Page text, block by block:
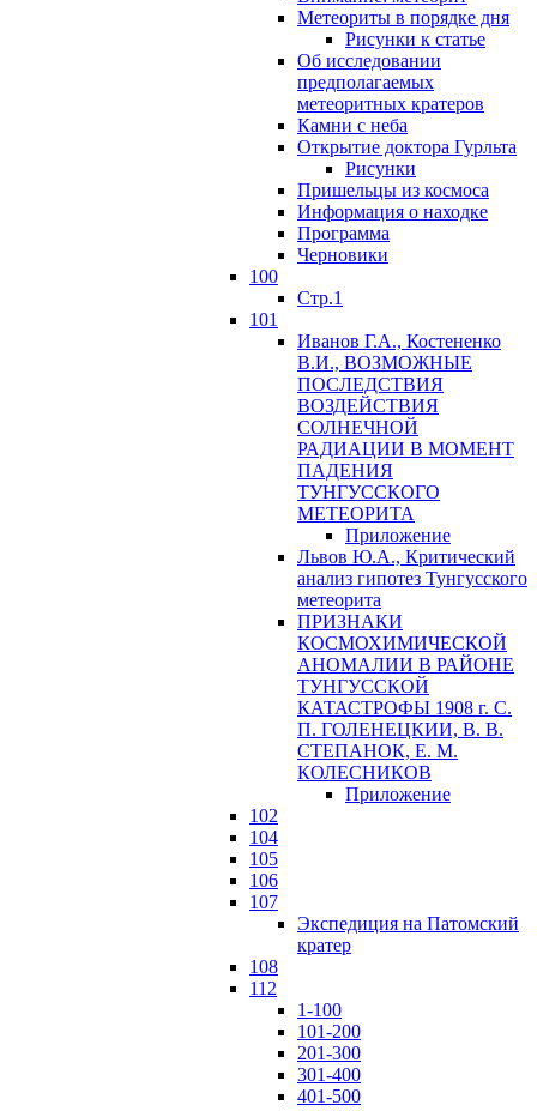
Метеориты в порядке дня
Рисунки к статье
Об исследовании
предполагаемых
метеоритных кратеров
Камни с неба
Открытие доктора Гурльта
Рисунки
Пришельцы из космоса
Информация о находке
Программа
Черновики
100
Стр.1
101
Иванов Г.А., Костененко
В.И., ВОЗМОЖНЫЕ
ПОСЛЕДСТВИЯ
ВОЗДЕЙСТВИЯ
СОЛНЕЧНОЙ
РАДИАЦИИ В МОМЕНТ
ПАДЕНИЯ
ТУНГУССКОГО
MЕТЕОРИТА
Приложение
Львов Ю.A., Критический
анализ гипотез Тунгусского
метеорита
ПРИЗНАКИ
КОСМОХИМИЧЕСКОЙ
АНОМАЛИИ В РАЙОНЕ
ТУНГУССКОЙ
КАТАСТРОФЫ 1908 г. С.
П. ГОЛЕНЕЦКИИ, В. В.
СТЕПАНОК, Е. М.
КОЛЕСНИКОВ
Приложение
102
104
105
106
107
Экспедиция на Патомский
кратер
108
112
1-100
101-200
201-300
301-400
401-500